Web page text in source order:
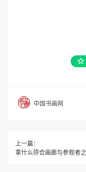
中国书画网
上一篇：